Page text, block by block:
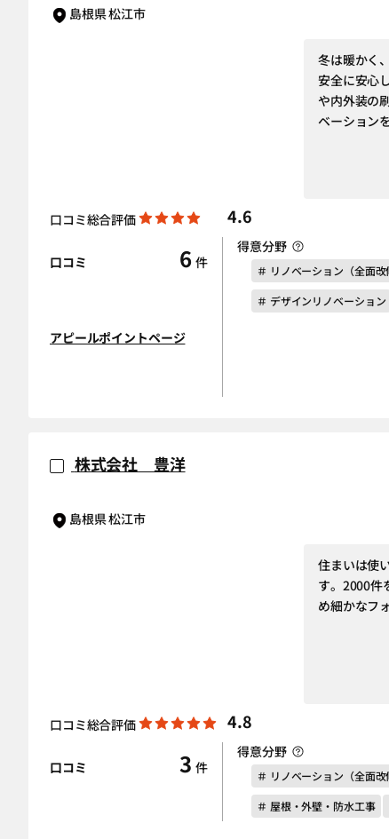
島根県 松江市
冬は暖かく
安全に安心
や内外装の
ベーション
口コミ総合評価 4.6
口コミ 6 件
アピールポイントページ
得意分野
＃ リノベーション（全面改
＃ デザインリノベーション
株式会社 豊洋
島根県 松江市
住まいは使
す。2000件
め細かなフ
口コミ総合評価 4.8
口コミ 3 件
得意分野
＃ リノベーション（全面改
＃ 屋根・外壁・防水工事